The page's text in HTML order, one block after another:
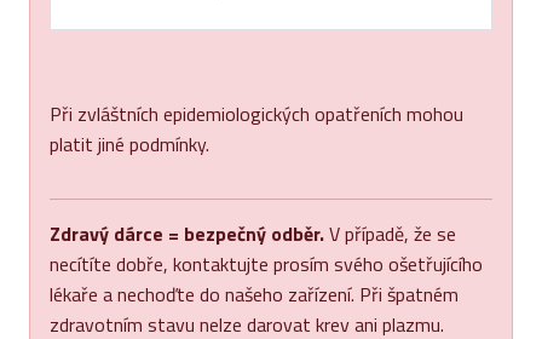
Při zvláštních epidemiologických opatřeních mohou
platit jiné podmínky.
Zdravý dárce = bezpečný odběr.V případě, že se
necítíte dobře, kontaktujte prosím svého ošetřujícího
lékaře a nechoďte do našeho zařízení. Při špatném
zdravotním stavu nelze darovat krev ani plazmu.